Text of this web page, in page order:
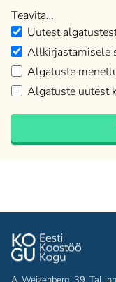
Teavita…
Uutest
Allkirjastamisele
Algatuste
Algatuste uutest